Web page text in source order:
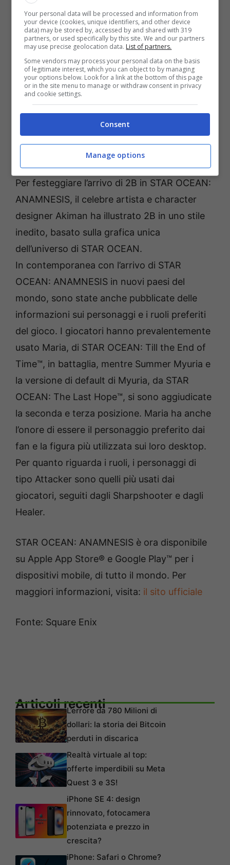
limitata fino alle 08:00 del 30 ottobre 2018.
Per vedere 2B in azione:
Per festeggiare l’arrivo di 2B in STAR OCEAN:
ANAMNESIS, il celebre artista e character
designer Akiman ha illustrato 2B in uno stile
inedito, basato sulla grafica unica
dell’universo di STAR OCEAN.
In contemporanea con l’arrivo di STAR
OCEAN: ANAMNESIS in nuovi paesi del
mondo, sono state anche pubblicate delle
informazioni sui personaggi e i ruoli preferiti
del gioco. I giocatori hanno prevalentemente
usato Maria, di STAR OCEAN: Till the End of
Time™, in battaglia, mentre Summer Myuria e
la versione di default di Myuria, da STAR
OCEAN: The Last Hope™, si sono aggiudicate
la seconda e terza posizione. Maria ha anche
l’onore di essere il personaggio preferito dai
fan e la figura più utilizzata sui loro desktop.
Per quanto riguarda i ruoli, i personaggi di
tipo Attacker sono quelli più usati dai
giocatori, seguiti dagli Sharpshooter e dagli
Healer.
STAR OCEAN: ANAMNESIS è ora disponibile
su Apple App Store® e Google Play™ per i
dispositivi mobile, di tutto il mondo. Per
maggiori informazioni, visita: il sito ufficiale
Fonte: Square Enix
Articoli recentiL’errore da 780 Milioni di
dollari: la storia dei Bitcoin
perduti in discarica
Realtà virtuale al top:
offerte imperdibili su Meta
Quest 3 e 3S!
iPhone SE 4: design
rinnovato, fotocamera
potenziata e prezzo in
crescita?
iPhone: Safari o Chrome?
Your personal data will be processed and information from
your device (cookies, unique identifiers, and other device
data) may be stored by, accessed by and shared with 319
partners, or used specifically by this site. We and our partners
may use precise geolocation data. List of partners.
Some vendors may process your personal data on the basis
of legitimate interest, which you can object to by managing
your options below. Look for a link at the bottom of this page
or in the site menu to manage or withdraw consent in privacy
and cookie settings.
Consent
Manage options